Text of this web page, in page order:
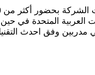
العربية المتحدة